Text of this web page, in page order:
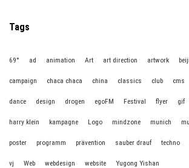
Tags
69° ad animation Art art direction artwork
campaign chaca chaca china classics club cms
dance design drogen egoFM Festival flyer gif
harry klein kampagne Logo mindzone munich
poster programm prävention sauber drauf techno
vj Web webdesign website Yugong Yishan